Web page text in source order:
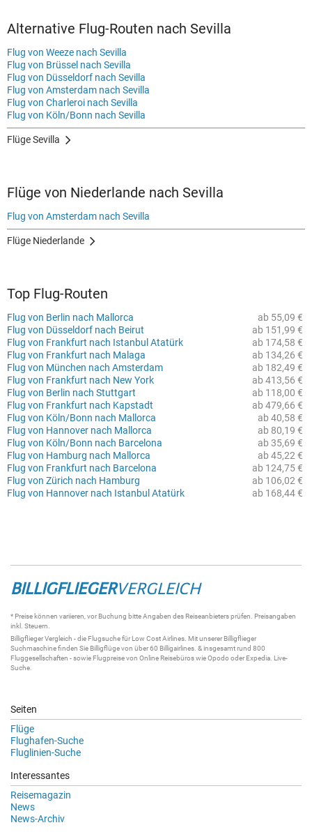
Alternative Flug-Routen nach Sevilla
Flug von Weeze nach Sevilla
Flug von Brüssel nach Sevilla
Flug von Düsseldorf nach Sevilla
Flug von Amsterdam nach Sevilla
Flug von Charleroi nach Sevilla
Flug von Köln/Bonn nach Sevilla
Flüge Sevilla
Flüge von Niederlande nach Sevilla
Flug von Amsterdam nach Sevilla
Flüge Niederlande
Top Flug-Routen
ab 55,09 €
Flug von Berlin nach Mallorca
ab 151,99 €
Flug von Düsseldorf nach Beirut
ab 174,58 €
Flug von Frankfurt nach Istanbul Atatürk
ab 134,26 €
Flug von Frankfurt nach Malaga
ab 182,49 €
Flug von München nach Amsterdam
ab 413,56 €
Flug von Frankfurt nach New York
ab 118,00 €
Flug von Berlin nach Stuttgart
ab 479,66 €
Flug von Frankfurt nach Kapstadt
ab 40,58 €
Flug von Köln/Bonn nach Mallorca
ab 80,19 €
Flug von Hannover nach Mallorca
ab 35,69 €
Flug von Köln/Bonn nach Barcelona
ab 45,22 €
Flug von Hamburg nach Mallorca
ab 124,75 €
Flug von Frankfurt nach Barcelona
ab 106,02 €
Flug von Zürich nach Hamburg
ab 168,44 €
Flug von Hannover nach Istanbul Atatürk
BILLIGFLIEGERVERGLEICH
* Preise können variieren, vor Buchung bitte Angaben des Reiseanbieters prüfen. Preisangaben
inkl. Steuern.
BilligfliegerVergleich - die Flugsuchefür Low Cost Airlines. Mit unsererBilligflieger
Suchmaschinefinden Sie Billigflügevon über 60 Billigairlines . & insgesamt rund 800
Fluggesellschaften - sowie Flugpreise von Online Reisebüros wie Opodo oder Expedia. Live-
Suche
Seiten
Flüge
Flughafen-Suche
Fluglinien-Suche
Interessantes
Reisemagazin
News
News-Archiv